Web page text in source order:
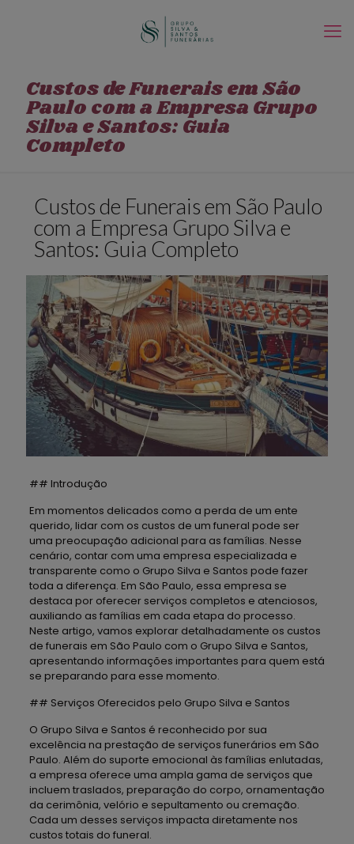
Custos de Funerais em São
Paulo com a Empresa Grupo
Silva e Santos: Guia
Completo
Custos de Funerais em São Paulo
com a Empresa Grupo Silva e
Santos: Guia Completo
## Introdução
Em momentos delicados como a perda de um ente
querido, lidar com os custos de um funeral pode ser
uma preocupação adicional para as famílias. Nesse
cenário, contar com uma empresa especializada e
transparente como o Grupo Silva e Santos pode fazer
toda a diferença. Em São Paulo, essa empresa se
destaca por oferecer serviços completos e atenciosos,
auxiliando as famílias em cada etapa do processo.
Neste artigo, vamos explorar detalhadamente os custos
de funerais em São Paulo com o Grupo Silva e Santos,
apresentando informações importantes para quem está
se preparando para esse momento.
## Serviços Oferecidos pelo Grupo Silva e Santos
O Grupo Silva e Santos é reconhecido por sua
excelência na prestação de serviços funerários em São
Paulo. Além do suporte emocional às famílias enlutadas,
a empresa oferece uma ampla gama de serviços que
incluem traslados, preparação do corpo, ornamentação
da cerimônia, velório e sepultamento ou cremação.
Cada um desses serviços impacta diretamente nos
custos totais do funeral.